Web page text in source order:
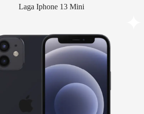
Laga Iphone 13 Mini